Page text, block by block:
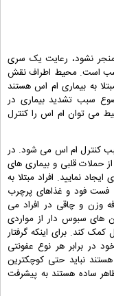
نشود، رعایت یک سری
است. محیط اطراف نقش
به بیماری ام اس هستند
سبب تشدید بیماری در
توان ام اس را کنترل
کنترل ام اس می شود. در
حملات قلبی و بیماری های
نمایید. افراد مبتلا به
فست فود و غذاهای پرچرب
وزن و چاقی در افراد می
های سبوس دار از مواردی
کند. برای اینکه گرفتار
در برابر هر نوع عفونتی
نباید حتی کوچکترین
ساده هستند به پیشرفت